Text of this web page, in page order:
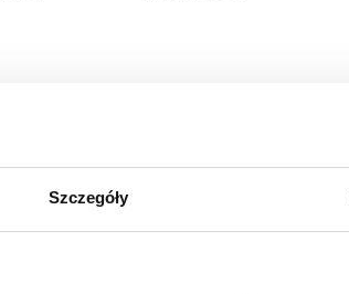
Szczegóły